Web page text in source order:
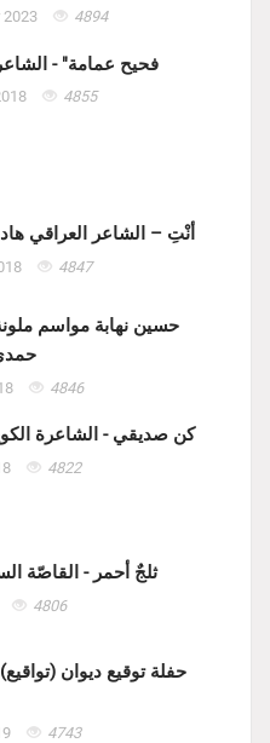
2023 4894
"فحيح عمامة" -
4855
أنْتِ – الشاعر العراقي
4847
حسين نهابة مواسم
4846
كن صديقي - الشاعرة
4822
ثلجٌ أحمر - القاصّة
4806
حفلة توقيع ديوان
4743